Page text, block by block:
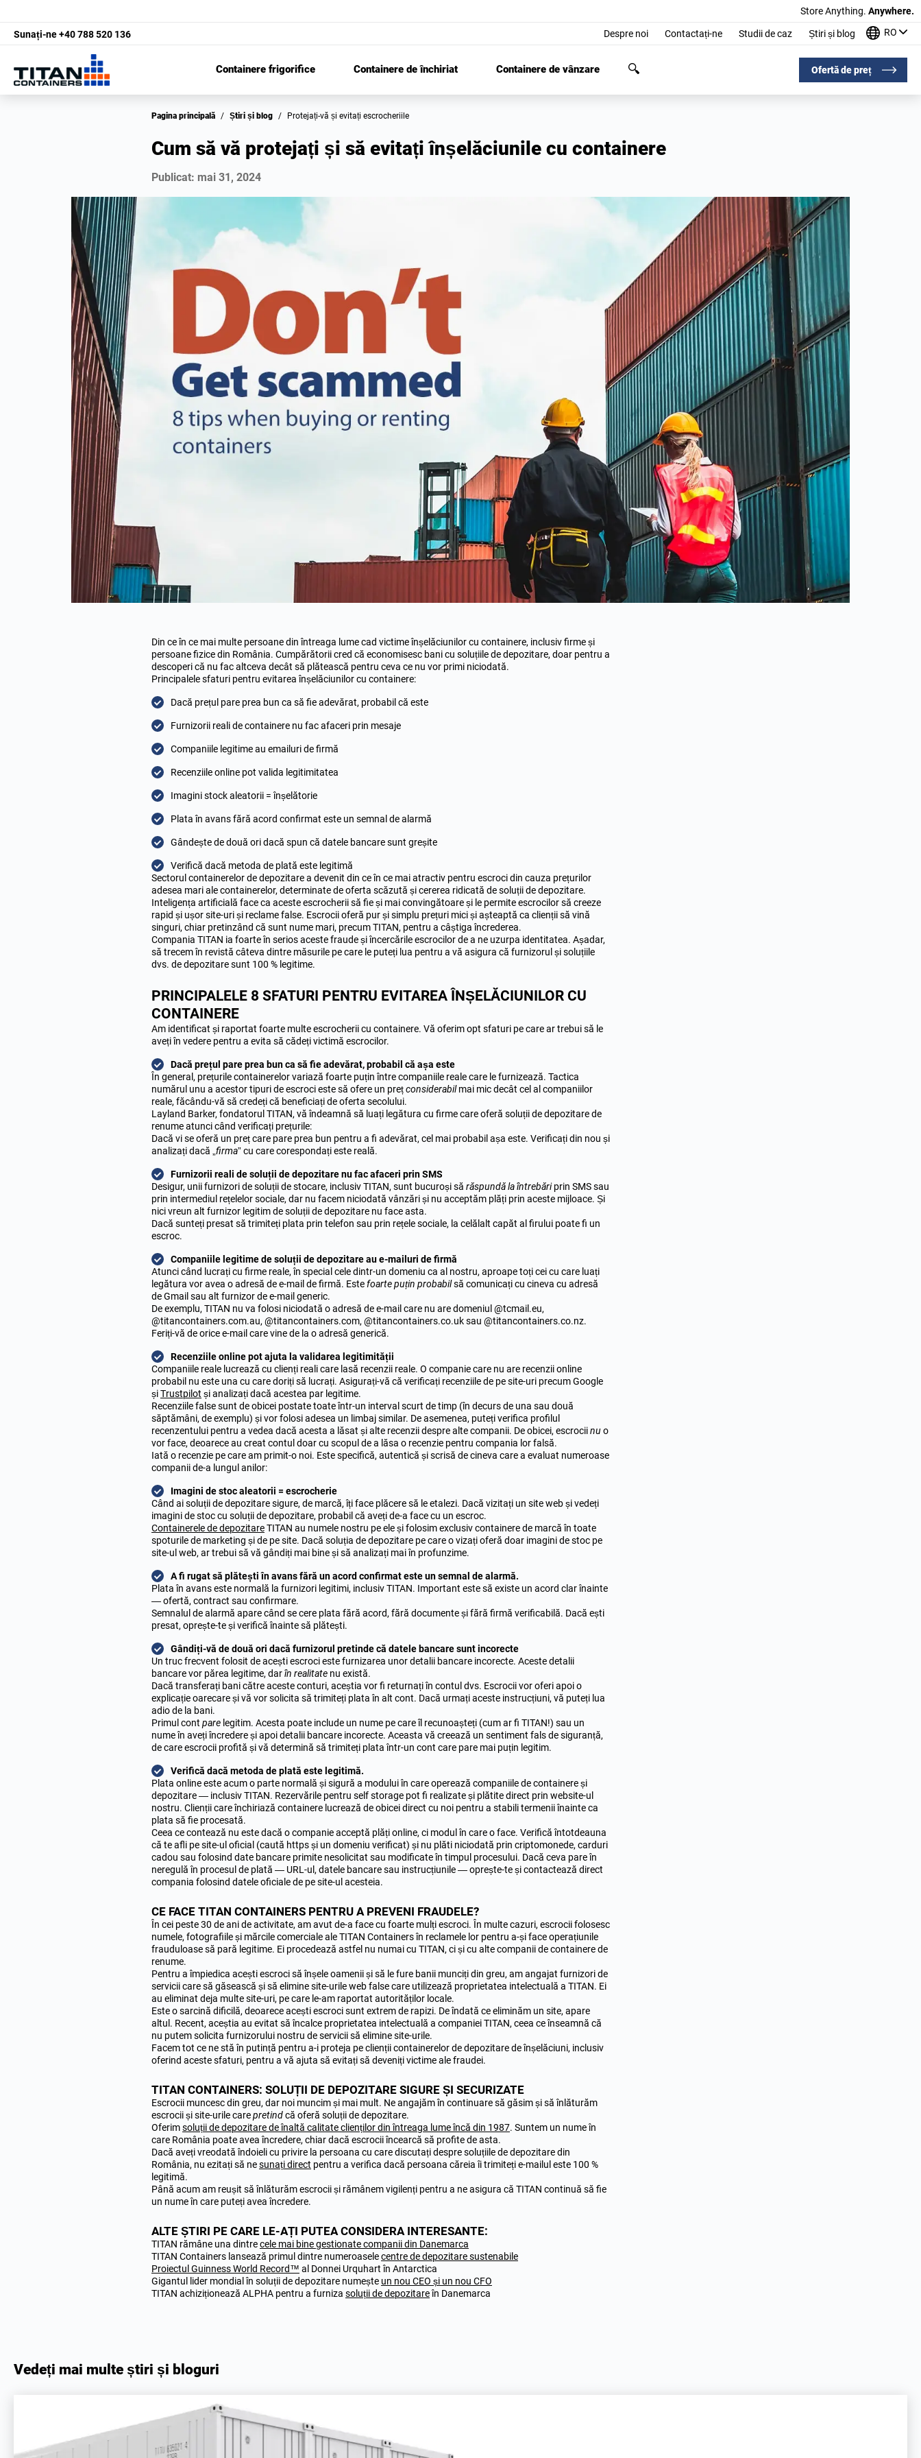
Store Anything. Anywhere.
Sunați-ne+40 788 520 136 Despre noi Contactați-ne Studii de caz Știri și blog RO
Containere frigorifice Containere de închiriat Containere de vânzare Ofertă de preț
Pagina principală / Știri și blog / Protejați-vă și evitați escrocheriile
Cum să vă protejați și să evitați înșelăciunile cu containere
Publicat: mai 31, 2024
Din ce în ce mai multe persoane din întreaga lume cad victime înșelăciunilor cu containere, inclusiv firme și
persoane fizice din România. Cumpărătorii cred că economisesc bani cu soluțiilede depozitare, doar pentru a
descoperi că nu fac altceva decât să plătească pentru ceva ce nu vor primi niciodată.
Principalele sfaturi pentru evitarea înșelăciunilor cu containere:
Dacă prețul pare prea bun ca să fie adevărat, probabil că este
Furnizorii reali de containere nu fac afaceri prin mesaje
Companiile legitime au emailuri de firmă
Recenziile online pot valida legitimitatea
Imagini stock aleatorii = înșelătorie
Plata în avans fără acord confirmat este un semnal de alarmă
Gândește de două ori dacă spun că datele bancare sunt greșite
Verifică dacă metoda de plată este legitimă
Sectorul containerelor de depozitare a devenit din ce în ce mai atractiv pentru escroci din cauza prețurilor
adesea mari ale containerelor, determinate de oferta scăzută și cererea ridicată de soluții de depozitare.
Inteligența artificială face ca aceste escrocherii să fie și mai convingătoare și le permite escrocilor să creeze
rapid și ușor site-uri și reclame false. Escrocii oferă pur și simplu prețuri mici și așteaptă ca clienții să vină
singuri, chiar pretinzând că sunt nume mari, precum TITAN, pentru a câștiga încrederea.
Compania TITAN ia foarte în serios aceste fraude și încercările escrocilor de a ne uzurpa identitatea. Așadar,
să trecem în revistă câteva dintre măsurile pe care le puteți lua pentru a vă asigura că furnizorul și soluțiile
dvs. de depozitare sunt 100 % legitime.
PRINCIPALELE 8 SFATURI PENTRU EVITAREA ÎNȘELĂCIUNILOR CU
CONTAINERE
Am identificat și raportat foarte multe escrocherii cu containere. Vă oferim opt sfaturi pe care ar trebui să le
aveți în vedere pentru a evita să cădeți victimă escrocilor.
Dacă prețul pare prea bun ca să fie adevărat, probabil că așa este
În general, prețurile containerelor variază foarte puțin între companiile reale care le furnizează. Tactica
numărul unu a acestor tipuri de escroci este să ofere un prețconsiderabilmai mic decât cel al companiilor
reale, făcându-vă să credeți că beneficiați de oferta secolului.
Layland Barker, fondatorul TITAN, vă îndeamnă să luați legătura cu firme care oferă soluții de depozitare de
renume atunci când verificați prețurile:
Dacă vi se oferă un preț care pare prea bun pentru a fi adevărat, cel mai probabil așa este. Verificați din nou și
analizați dacă „ firma” cu care corespondați este reală.
Furnizorii reali de soluții de depozitare nu fac afaceri prin SMS
Desigur, unii furnizori de soluții de stocare, inclusiv TITAN, sunt bucuroși să răspundă la întrebăriprin SMS sau
prin intermediul rețelelor sociale, dar nu facem niciodată vânzări și nu acceptăm plăți prin aceste mijloace. Și
nici vreun alt furnizor legitim de soluții de depozitare nu face asta.
Dacă sunteți presat să trimiteți plata prin telefon sau prin rețele sociale, la celălalt capăt al firului poate fi un
escroc.
Companiile legitime de soluții de depozitare au e-mailuri de firmă
Atunci când lucrați cu firme reale, în special cele dintr-un domeniu ca al nostru, aproape toți cei cu care luați
legătura vor avea o adresă de e-mail de firmă. Estefoarte puțin probabilsă comunicați cu cineva cu adresă
de Gmail sau alt furnizor de e-mail generic.
De exemplu, TITAN nu va folosi niciodată o adresă de e-mail care nu are domeniul @tcmail.eu,
@titancontainers.com.au, @titancontainers.com, @titancontainers.co.uk sau @titancontainers.co.nz.
Feriți-vă de orice e-mail care vine de la o adresă generică.
Recenziile online pot ajuta la validarea legitimității
Companiile reale lucrează cu clienți reali care lasă recenzii reale. O companie care nu are recenzii online
probabil nu este una cu care doriți să lucrați. Asigurați-vă că verificați recenziile de pe site-uri precum Google
șiTrustpilot și analizați dacă acestea par legitime.
Recenziile false sunt de obicei postate toate într-un interval scurt de timp (în decurs de una sau două
săptămâni, de exemplu) și vor folosi adesea un limbaj similar. De asemenea, puteți verifica profilul
recenzentului pentru a vedea dacă acesta a lăsat și alte recenzii despre alte companii. De obicei, escrociinuo
vor face, deoarece au creat contul doar cu scopul de a lăsa o recenzie pentru compania lor falsă.
Iată o recenzie pe care am primit-o noi. Este specifică, autentică și scrisă de cineva care a evaluat numeroase
companii de-a lungul anilor:
Imagini de stoc aleatorii = escrocherie
Când ai soluții de depozitare sigure, de marcă, îți face plăcere să le etalezi. Dacă vizitați un site web și vedeți
imagini de stoc cu soluții de depozitare, probabil că aveți de-a face cu un escroc.
Containerele de depozitareTITAN au numele nostru pe ele și folosim exclusiv containere de marcă în toate
spoturile de marketing și de pe site. Dacă soluția de depozitare pe care o vizați oferă doar imagini de stoc pe
site-ul web, ar trebui să vă gândiți mai bine și să analizați mai în profunzime.
A fi rugat să plătești în avans fără un acord confirmat este un semnal de alarmă.
Plata în avans este normală la furnizori legitimi, inclusiv TITAN. Important este să existe un acord clar înainte
— ofertă, contract sau confirmare.
Semnalul de alarmă apare când se cere plata fără acord, fără documente și fără firmă verificabilă. Dacă ești
presat, oprește-te și verifică înainte să plătești.
Gândiți-vă de două ori dacă furnizorul pretinde că datele bancare sunt incorecte
Un truc frecvent folosit de acești escroci este furnizarea unor detalii bancare incorecte. Aceste detalii
bancare vor părea legitime, darîn realitate nu există.
Dacă transferați bani către aceste conturi, aceștia vor fi returnați în contul dvs. Escrocii vor oferi apoi o
explicație oarecare și vă vor solicita să trimiteți plata în alt cont. Dacă urmați aceste instrucțiuni, vă puteți lua
adio de la bani.
Primul cont pare legitim. Acesta poate include un nume pe care îl recunoașteți (cum ar fi TITAN!) sau un
nume în aveți încredere și apoi detalii bancare incorecte. Aceasta vă creează un sentiment fals de siguranță,
de care escrocii profită și vă determină să trimiteți plata într-un cont care pare mai puțin legitim.
Verifică dacă metoda de plată este legitimă.
Plata online este acum o parte normală și sigură a modului în care operează companiile de containere și
depozitare — inclusiv TITAN. Rezervările pentru self storage pot fi realizate și plătite direct prin website-ul
nostru. Clienții care închiriază containere lucrează de obicei direct cu noi pentru a stabili termenii înainte ca
plata să fie procesată.
Ceea ce contează nu este dacă o companie acceptă plăți online, ci modul în care o face. Verifică întotdeauna
că te afli pe site-ul oficial (caută https și un domeniu verificat) și nu plăti niciodată prin criptomonede, carduri
cadou sau folosind date bancare primite nesolicitat sau modificate în timpul procesului. Dacă ceva pare în
neregulă în procesul de plată — URL-ul, datele bancare sau instrucțiunile — oprește-te și contactează direct
compania folosind datele oficiale de pe site-ul acesteia.
CE FACE TITAN CONTAINERS PENTRU A PREVENI FRAUDELE?
În cei peste 30 de ani de activitate, am avut de-a face cu foarte mulți escroci. În multe cazuri, escrocii folosesc
numele, fotografiile și mărcile comerciale ale TITAN Containers în reclamele lor pentru a-și face operațiunile
frauduloase să pară legitime. Ei procedează astfel nu numai cu TITAN, ci și cu alte companii de containere de
renume.
Pentru a împiedica acești escroci să înșele oamenii și să le fure banii munciți din greu, am angajat furnizori de
servicii care să găsească și să elimine site-urile web false care utilizează proprietatea intelectuală a TITAN. Ei
au eliminat deja multe site-uri, pe care le-am raportat autorităților locale.
Este o sarcină dificilă, deoarece acești escroci sunt extrem de rapizi. De îndată ce eliminăm un site, apare
altul. Recent, aceștia au evitat să încalce proprietatea intelectuală a companiei TITAN, ceea ce înseamnă că
nu putem solicita furnizorului nostru de servicii să elimine site-urile.
Facem tot ce ne stă în putință pentru a-i proteja pe clienții containerelor de depozitare de înșelăciuni, inclusiv
oferind aceste sfaturi, pentru a vă ajuta să evitați să deveniți victime ale fraudei.
TITAN CONTAINERS: SOLUȚII DE DEPOZITARE SIGURE ȘI SECURIZATE
Escrocii muncesc din greu, dar noi muncim și mai mult. Ne angajăm în continuare să găsim și să înlăturăm
escrocii și site-urile carepretindcă oferă soluții de depozitare.
Oferimsoluții de depozitare de înaltă calitate clienților din întreaga lume încă din 1987. Suntem un nume în
care România poate avea încredere, chiar dacă escrocii încearcă să profite de asta.
Dacă aveți vreodată îndoieli cu privire la persoana cu care discutați despre soluțiile de depozitare din
România, nu ezitați să nesunați direct pentru a verifica dacă persoana căreia îi trimiteți e-mailul este 100 %
legitimă.
Până acum am reușit să înlăturăm escrocii și rămânem vigilenți pentru a ne asigura că TITAN continuă să fie
un nume în care puteți avea încredere.
ALTE ȘTIRI PE CARE LE-AȚI PUTEA CONSIDERA INTERESANTE:
TITAN rămâne una dintrecele mai bine gestionate companii din Danemarca
TITAN Containers lansează primul dintre numeroaselecentre de depozitare sustenabile
Proiectul Guinness World Record™ al Donnei Urquhart în Antarctica
Gigantul lider mondial în soluții de depozitare numește un nou CEO și un nou CFO
TITAN achiziționează ALPHA pentru a furniza soluții de depozitareîn Danemarca
Vedeți mai multe știri și bloguri